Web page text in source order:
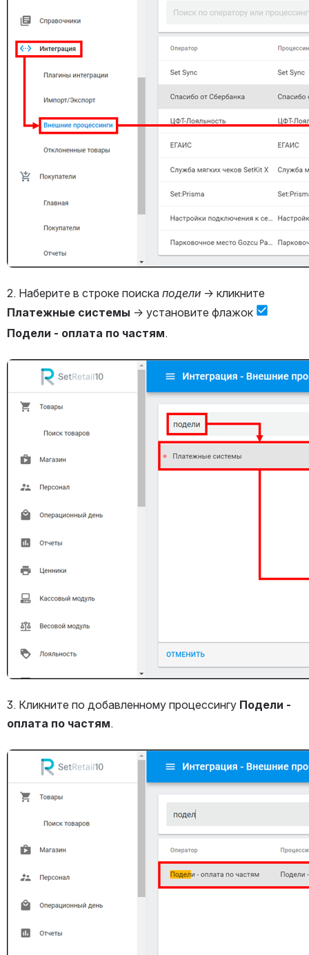
2. Наберите в строке поиска подели
Платежные системы → установите флажок
Подели - оплата по частям.
Открыть файл «»
3. Кликните по добавленному процессингу Подели -
оплата по частям.
Открыть файл «»